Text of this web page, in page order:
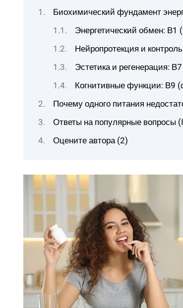
Биохимический фундамент
Энергетический обмен:
Нейропротекция и
Эстетика и регенерация:
Когнитивные функции: В9
Почему одного питания
Ответы на популярные вопросы
Оцените автора (2)